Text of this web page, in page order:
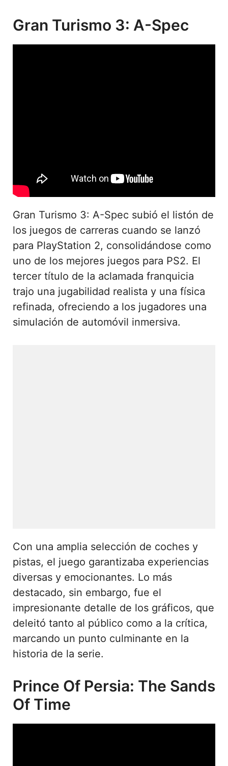
Gran Turismo 3: A-Spec
Gran Turismo 3: A-Spec subió el listón de
los juegos de carreras cuando se lanzó
para PlayStation 2, consolidándose como
uno de los mejores juegos para PS2. El
tercer título de la aclamada franquicia
trajo una jugabilidad realista y una física
refinada, ofreciendo a los jugadores una
simulación de automóvil inmersiva.
Con una amplia selección de coches y
pistas, el juego garantizaba experiencias
diversas y emocionantes. Lo más
destacado, sin embargo, fue el
impresionante detalle de los gráficos, que
deleitó tanto al público como a la crítica,
marcando un punto culminante en la
historia de la serie.
Prince Of Persia: The Sands
Of Time